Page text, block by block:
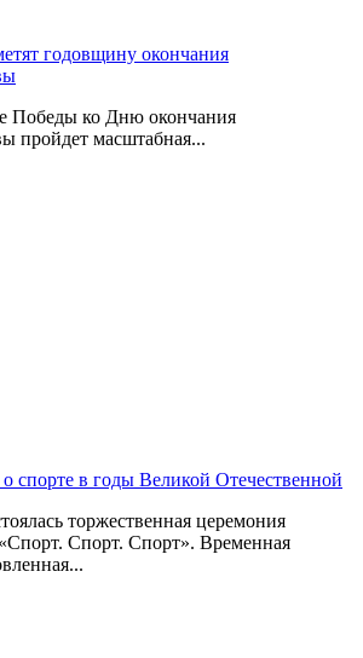
годовщину окончания
Победы ко Дню окончания
пройдет масштабная...
спорте в годы Великой Отечественной
торжественная церемония
Спорт. Спорт». Временная